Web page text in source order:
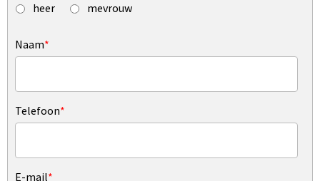
heer mevrouw
Naam*
Telefoon*
E-mail*